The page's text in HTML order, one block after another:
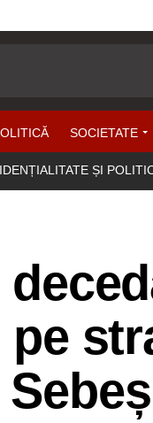
SOCIETATE
ȘI